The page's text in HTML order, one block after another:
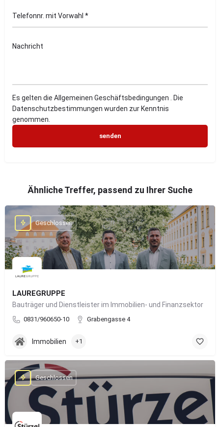
Es gelten die Allgemeinen Geschäftsbedingungen . Die
Datenschutzbestimmungen wurden zur Kenntnis
genommen.
Ähnliche Treffer, passend zu Ihrer Suche
LAUREGRUPPE
Bauträger und Dienstleister im Immobilien- und Finanzsektor
0831/960650-10 Grabengasse 4
Geschlossen
Immobilien +1
Geschlossen